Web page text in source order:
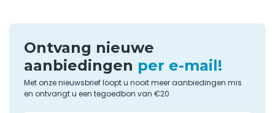
Ontvang nieuwe
aanbiedingen per e-mail!
Met onze nieuwsbrief loopt u nooit meer aanbiedingen mis
en ontvangt u een tegoedbon van €20